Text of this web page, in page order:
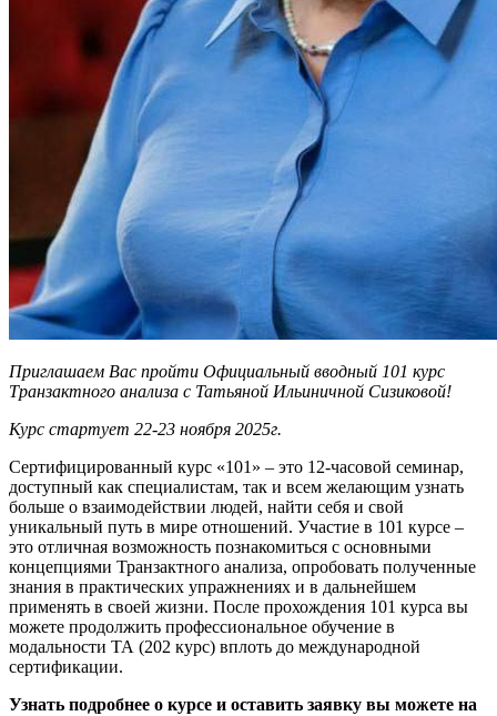
Приглашаем Вас пройти Официальный вводный 101 курс
Транзактного анализа с Татьяной Ильиничной Сизиковой!
Курс стартует 22-23 ноября 2025г.
Сертифицированный курс «101» – это 12-часовой семинар,
доступный как специалистам, так и всем желающим узнать
больше о взаимодействии людей, найти себя и свой
уникальный путь в мире отношений. Участие в 101 курсе –
это отличная возможность познакомиться с основными
концепциями Транзактного анализа, опробовать полученные
знания в практических упражнениях и в дальнейшем
применять в своей жизни. После прохождения 101 курса вы
можете продолжить профессиональное обучение в
модальности ТА (202 курс) вплоть до международной
сертификации.
Узнать подробнее о курсе и оставить заявку вы можете на